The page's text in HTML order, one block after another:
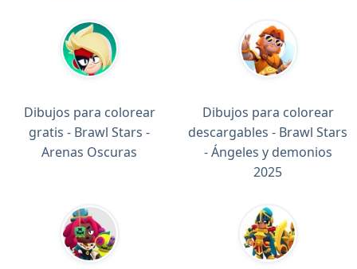
Dibujos para colorear
gratis - Brawl Stars -
Arenas Oscuras
Dibujos para colorear
descargables - Brawl Stars
- Ángeles y demonios
2025